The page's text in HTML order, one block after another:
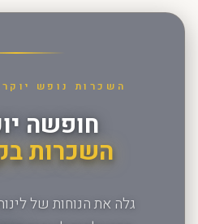
השכרות נופש
חופשה
השכרות
גלה את הנוחות של